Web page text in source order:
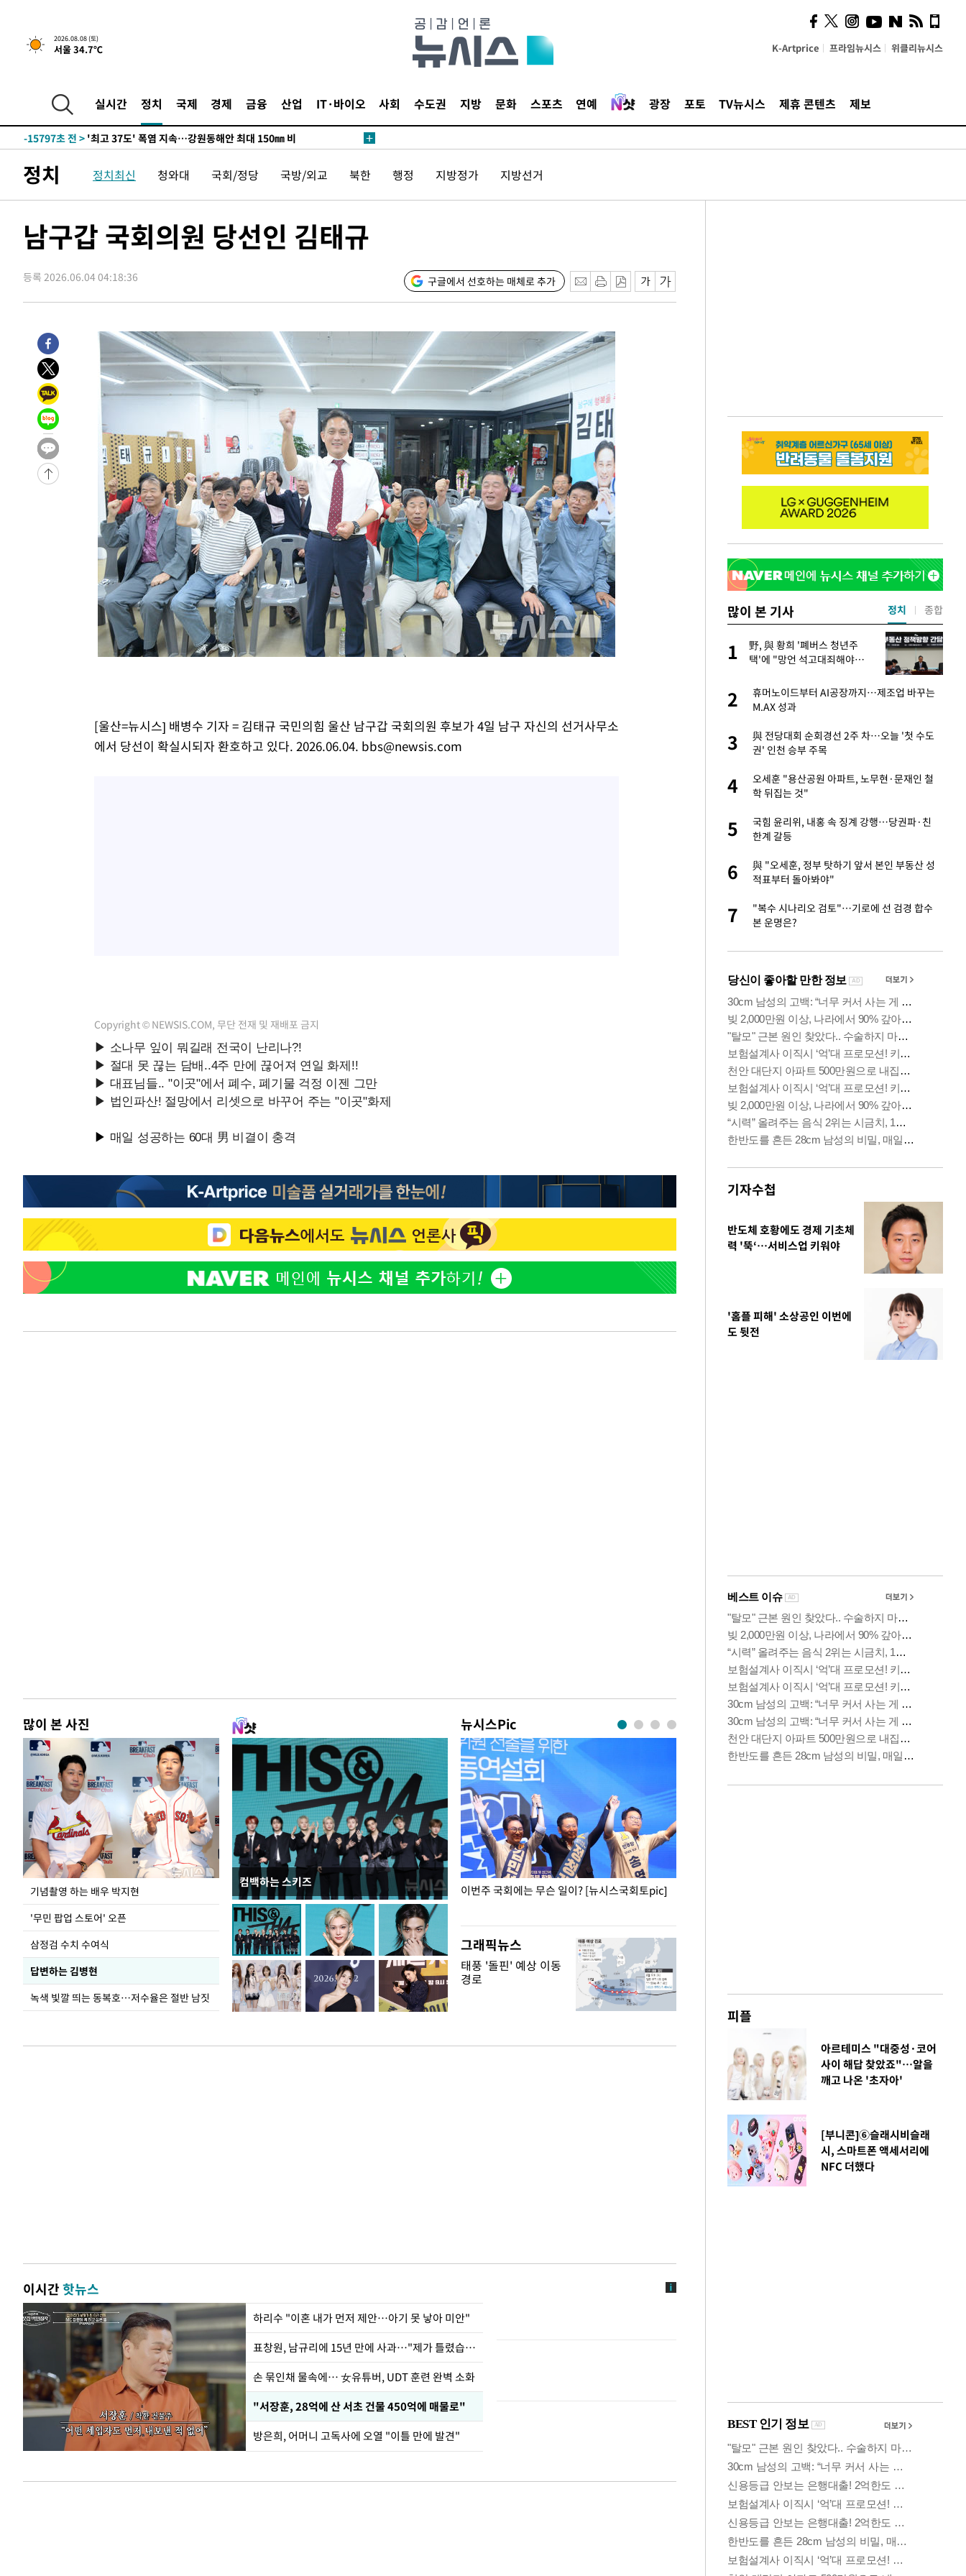
2026.08.08 (토)
서울 34.7℃ K-Artprice 프라임뉴시스 위클리뉴시스
실시간 정치 국제 경제 금융 산업 IT·바이오 사회 수도권 지방 문화 스포츠 연예 광장 포토 TV뉴시스 제휴 콘텐츠 제보
-8923초 전 > [속보]뉴욕증시 상승 마감…S&P 0.6% 나스닥 1.3%↑
주 날씨]
-28659초 전 >
축구협회 "압수수색·성접대 논란 사과…쇄신의 기회로 삼겠다"
-27176초 전 >
송"
-15797초 전 > '최고 37도' 폭염 지속…강원동해안 최대 150㎜ 비
-31641초 전 >
극한폭염 한풀 꺾이지만…'낮 최고 35도' 무더위, 열대야 계속[다음
-28659초 전 >축구협회 "압수수색·성접대 논란 사과…쇄신의 기회로 삼겠다"
송"
-15797초 전 >'최고 37도' 폭염 지속…강원동해안 최대 150㎜ 비
정치 정치최신 청와대 국회/정당 국방/외교 북한 행정 지방정가 지방선거
남구갑 국회의원 당선인 김태규
등록 2026.06.04 04:18:36 구글에서 선호하는 매체로 추가
[울산=뉴시스] 배병수 기자 = 김태규 국민의힘 울산 남구갑 국회의원 후보가 4일 남구 자신의 선거사무소
에서 당선이 확실시되자 환호하고 있다. 2026.06.04. bbs@newsis.com
Copyright © NEWSIS.COM, 무단 전재 및 재배포 금지
많이 본 사진
기념촬영 하는 배우 박지현
'무민 팝업 스토어' 오픈
삼정검 수치 수여식
답변하는 김병현
녹색 빛깔 띄는 동복호…저수율은 절반 남짓
컴백하는 스키즈
뉴시스Pic
이 대통령, 국가폭력 피해자에 위로·사과…"국가
가 책임지고 치유"
이번주 국회에는 무슨 일이? [뉴시스국회토pic]
그래픽뉴스
태풍 '돌핀' 예상 이동
경로
이시간핫뉴스
하리수 "이혼 내가 먼저 제안…아기 못 낳아 미안"
표창원, 남규리에 15년 만에 사과…"제가 틀렸습니다"
손 묶인채 물속에… 女유튜버, UDT 훈련 완벽 소화
"서장훈, 28억에 산 서초 건물 450억에 매물로"
방은희, 어머니 고독사에 오열 "이틀 만에 발견"
많이 본 기사
1
하리수 "미키정 보내주고 싶
어 이혼…애 못 낳아 미안했
백혈병 재발 최성원 "치료가 날 죽이는 것 같
1
野, 與 황희 '폐버스 청년주
택'에 "망언 석고대죄해야…
2
휴머노이드부터 AI공장까지…제조업 바꾸는
M.AX 성과
3
與 전당대회 순회경선 2주 차…오늘 '첫 수도
권' 인천 승부 주목
4
오세훈 "용산공원 아파트, 노무현·문재인 철
학 뒤집는 것"
5
국힘 윤리위, 내홍 속 징계 강행…당권파·친
한계 갈등
6
與 "오세훈, 정부 탓하기 앞서 본인 부동산 성
적표부터 돌아봐야"
7
"복수 시나리오 검토"…기로에 선 검경 합수
본 운명은?
정치 종합
기자수첩
반도체 호황에도 경제 기초체
력 '뚝‘…서비스업 키워야
'홈플 피해' 소상공인 이번에
도 뒷전
피플
아르테미스 "대중성·코어
사이 해답 찾았죠"…알을
깨고 나온 '초자아'
[부니콘]⑥슬래시비슬래
시, 스마트폰 액세서리에
NFC 더했다